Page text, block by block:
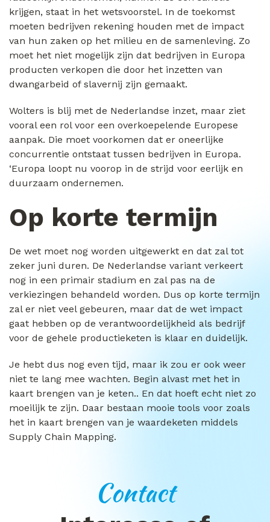
krijgen, staat in het wetsvoorstel. In de toekomst
moeten bedrijven rekening houden met de impact
van hun zaken op het milieu en de samenleving. Zo
moet het niet mogelijk zijn dat bedrijven in Europa
producten verkopen die door het inzetten van
dwangarbeid of slavernij zijn gemaakt.
Wolters is blij met de Nederlandse inzet, maar ziet
vooral een rol voor een overkoepelende Europese
aanpak. Die moet voorkomen dat er oneerlijke
concurrentie ontstaat tussen bedrijven in Europa.
‘Europa loopt nu voorop in de strijd voor eerlijk en
duurzaam ondernemen.
Op korte termijn
De wet moet nog worden uitgewerkt en dat zal tot
zeker juni duren. De Nederlandse variant verkeert
nog in een primair stadium en zal pas na de
verkiezingen behandeld worden. Dus op korte termijn
zal er niet veel gebeuren, maar dat de wet impact
gaat hebben op de verantwoordelijkheid als bedrijf
voor de gehele productieketen is klaar en duidelijk.
Je hebt dus nog even tijd, maar ik zou er ook weer
niet te lang mee wachten. Begin alvast met het in
kaart brengen van je keten.. En dat hoeft echt niet zo
moeilijk te zijn. Daar bestaan mooie tools voor zoals
het in kaart brengen van je waardeketen middels
Supply Chain Mapping.
Contact